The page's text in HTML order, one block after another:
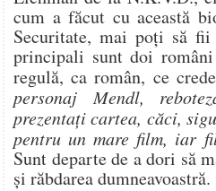
cum a făcut cu această
Securitate, mai poţi să
principali sunt doi
regulă, ca român, ce
personaj Mendl,
prezentaţi cartea, căci,
pentru un mare film, iar
Sunt departe de a dori să
şi răbdarea dumneavoastră.